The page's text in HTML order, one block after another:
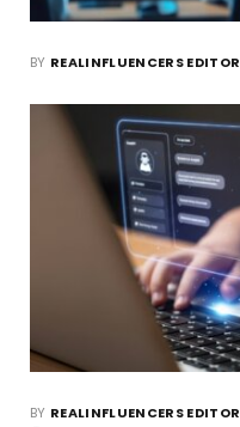
BY REALINFLUENCERS EDITOR
BY REALINFLUENCERS EDITOR